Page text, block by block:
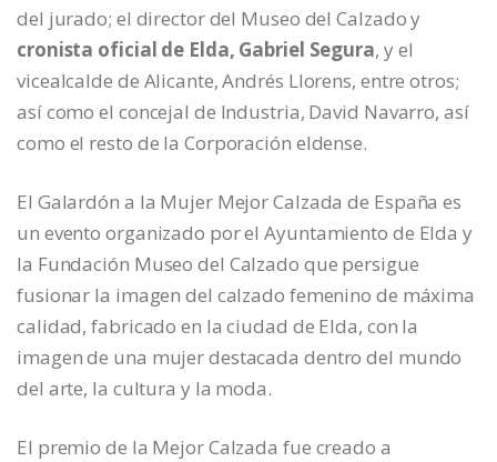
del jurado; el director del Museo del Calzado y
cronista oficial de Elda, Gabriel Segura, y el
vicealcalde de Alicante, Andrés Llorens, entre otros;
así como el concejal de Industria, David Navarro, así
como el resto de la Corporación eldense.
El Galardón a la Mujer Mejor Calzada de España es
un evento organizado por el Ayuntamiento de Elda y
la Fundación Museo del Calzado que persigue
fusionar la imagen del calzado femenino de máxima
calidad, fabricado en la ciudad de Elda, con la
imagen de una mujer destacada dentro del mundo
del arte, la cultura y la moda.
El premio de la Mejor Calzada fue creado a